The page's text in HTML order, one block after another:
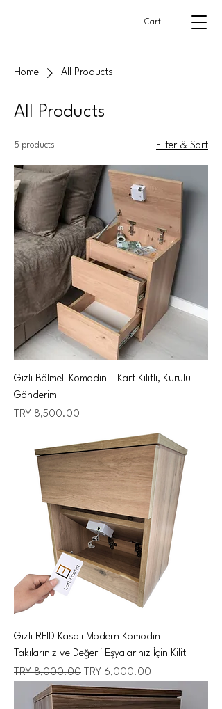
Cart
Home All Products
All Products
5 products Filter & Sort
Gizli Bölmeli Komodin – Kart Kilitli, Kurulu
Gönderim
Price
TRY 8,500.00
Gizli RFID Kasalı Modern Komodin –
Takılarınız ve Değerli Eşyalarınız İçin Kilit
Regular Price
TRY 8,000.00 Sale Price
TRY 6,000.00